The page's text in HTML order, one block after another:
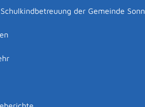
der Gemeinde
deren Kreuzungen untereinander